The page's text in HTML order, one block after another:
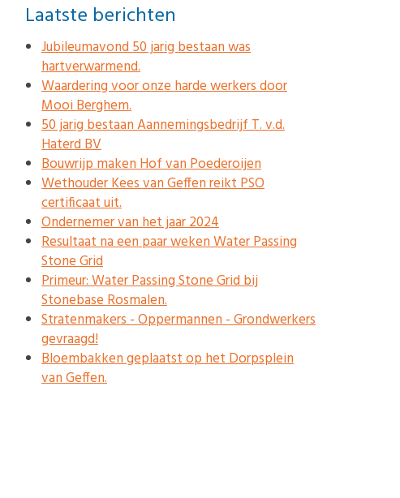
Laatste berichten
Jubileumavond 50 jarig bestaan was
hartverwarmend.
Waardering voor onze harde werkers door
Mooi Berghem.
50 jarig bestaan Aannemingsbedrijf T. v.d.
Haterd BV
Bouwrijp maken Hof van Poederoijen
Wethouder Kees van Geffen reikt PSO
certificaat uit.
Ondernemer van het jaar 2024
Resultaat na een paar weken Water Passing
Stone Grid
Primeur: Water Passing Stone Grid bij
Stonebase Rosmalen.
Stratenmakers - Oppermannen - Grondwerkers
gevraagd!
Bloembakken geplaatst op het Dorpsplein
van Geffen.